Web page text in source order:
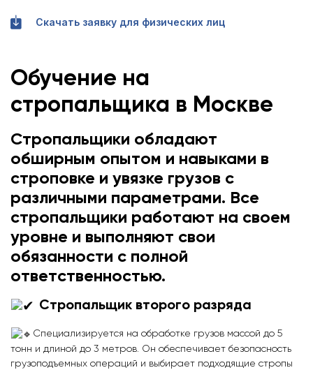
Скачать заявку для физических лиц
Обучение на
стропальщика в Москве
Стропальщики обладают
обширным опытом и навыками в
строповке и увязке грузов с
различными параметрами. Все
стропальщики работают на своем
уровне и выполняют свои
обязанности с полной
ответственностью.
Стропальщиквторого разряда
Специализируется на обработке грузов массой до 5
тонн и длиной до 3 метров. Он обеспечивает безопасность
грузоподъемных операций и выбирает подходящие стропы